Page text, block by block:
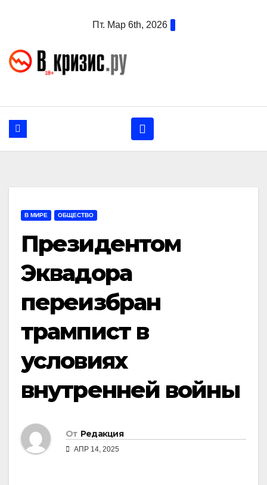
Пт. Мар 6th, 2026
В МИРЕ ОБЩЕСТВО
Президентом
Эквадора
переизбран
трампист в
условиях
внутренней войны
От Редакция
АПР 14, 2025